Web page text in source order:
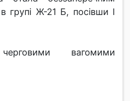
групі Ж-21 Б, посівши І
вагомими